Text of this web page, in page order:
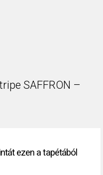
SAFFRON –
ezen a tapétából